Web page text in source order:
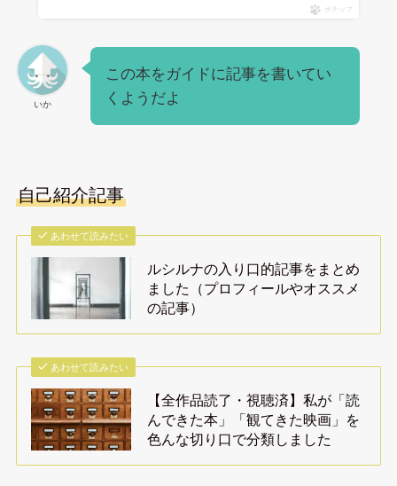
ポチップ
いか
この本をガイドに記事を書いてい
くようだよ
自己紹介記事
あわせて読みたい
ルシルナの入り口的記事をまとめ
ました（プロフィールやオススメ
の記事）
あわせて読みたい
【全作品読了・視聴済】私が「読
んできた本」「観てきた映画」を
色んな切り口で分類しました